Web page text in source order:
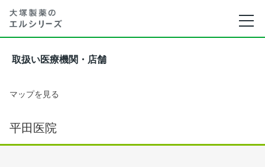
取扱い医療機関・店舗
マップを見る
平田医院